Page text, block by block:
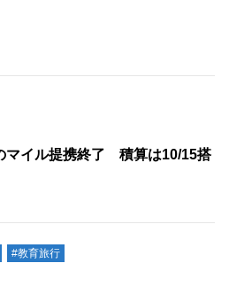
マイル提携終了 積算は10/15搭
#教育旅行